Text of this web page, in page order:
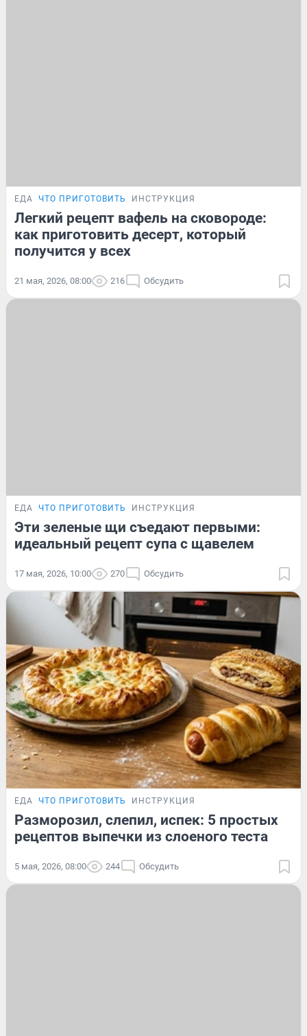
ЕДА ЧТО ПРИГОТОВИТЬ ИНСТРУКЦИЯ
Легкий рецепт вафель на сковороде:
как приготовить десерт, который
получится у всех
21 мая, 2026, 08:00 216 Обсудить
ЕДА ЧТО ПРИГОТОВИТЬ ИНСТРУКЦИЯ
Эти зеленые щи съедают первыми:
идеальный рецепт супа с щавелем
17 мая, 2026, 10:00 270 Обсудить
ЕДА ЧТО ПРИГОТОВИТЬ ИНСТРУКЦИЯ
Разморозил, слепил, испек: 5 простых
рецептов выпечки из слоеного теста
5 мая, 2026, 08:00 244 Обсудить